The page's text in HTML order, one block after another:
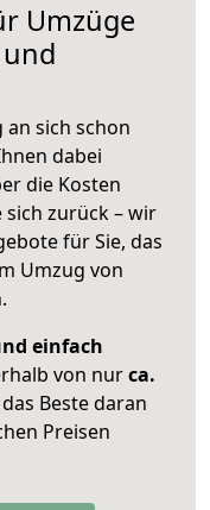
Umzüge
sich schon
dabei
die Kosten
sich zurück – wir
für Sie, das
Umzug von
einfach
von nurca.
Beste daran
Preisen